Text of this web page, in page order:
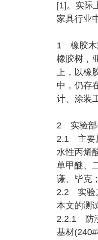
[1]。实际
家具行业
1 橡胶木
橡胶树，
上，以橡
中，仍存
计、涂装
2 实验部
2.1 主要
水性丙烯
单甲醚、
谦、毕克
2.2 实验
本文的测
2.2.1 防
基材